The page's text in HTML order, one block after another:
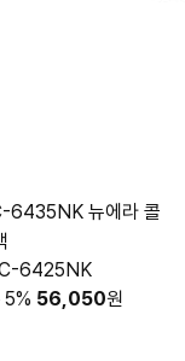
6435NK 뉴에라 콜
6425NK
5% 56,050원